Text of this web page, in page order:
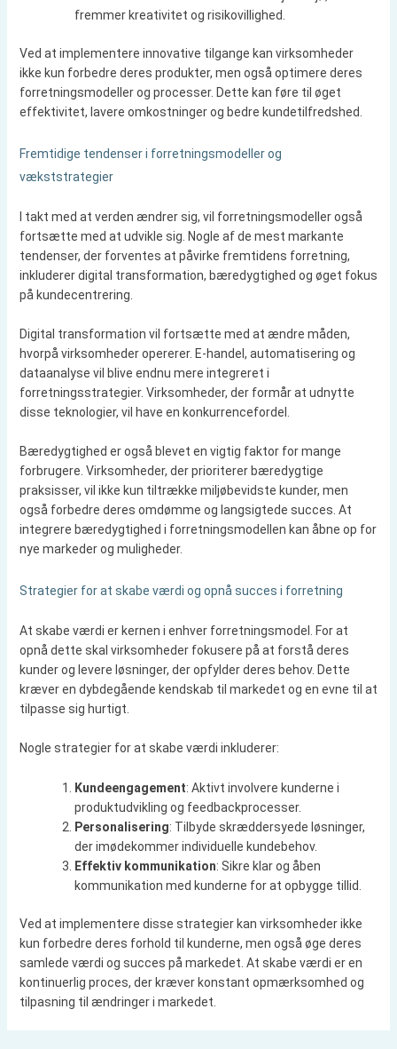
fremmer kreativitet og risikovillighed.
Ved at implementere innovative tilgange kan virksomheder
ikke kun forbedre deres produkter, men også optimere deres
forretningsmodeller og processer. Dette kan føre til øget
effektivitet, lavere omkostninger og bedre kundetilfredshed.
Fremtidige tendenser i forretningsmodeller og
vækststrategier
I takt med at verden ændrer sig, vil forretningsmodeller også
fortsætte med at udvikle sig. Nogle af de mest markante
tendenser, der forventes at påvirke fremtidens forretning,
inkluderer digital transformation, bæredygtighed og øget fokus
på kundecentrering.
Digital transformation vil fortsætte med at ændre måden,
hvorpå virksomheder opererer. E-handel, automatisering og
dataanalyse vil blive endnu mere integreret i
forretningsstrategier. Virksomheder, der formår at udnytte
disse teknologier, vil have en konkurrencefordel.
Bæredygtighed er også blevet en vigtig faktor for mange
forbrugere. Virksomheder, der prioriterer bæredygtige
praksisser, vil ikke kun tiltrække miljøbevidste kunder, men
også forbedre deres omdømme og langsigtede succes. At
integrere bæredygtighed i forretningsmodellen kan åbne op for
nye markeder og muligheder.
Strategier for at skabe værdi og opnå succes i forretning
At skabe værdi er kernen i enhver forretningsmodel. For at
opnå dette skal virksomheder fokusere på at forstå deres
kunder og levere løsninger, der opfylder deres behov. Dette
kræver en dybdegående kendskab til markedet og en evne til at
tilpasse sig hurtigt.
Nogle strategier for at skabe værdi inkluderer:
Kundeengagement: Aktivt involvere kunderne i
produktudvikling og feedbackprocesser.
Personalisering: Tilbyde skræddersyede løsninger,
der imødekommer individuelle kundebehov.
Effektiv kommunikation: Sikre klar og åben
kommunikation med kunderne for at opbygge tillid.
Ved at implementere disse strategier kan virksomheder ikke
kun forbedre deres forhold til kunderne, men også øge deres
samlede værdi og succes på markedet. At skabe værdi er en
kontinuerlig proces, der kræver konstant opmærksomhed og
tilpasning til ændringer i markedet.